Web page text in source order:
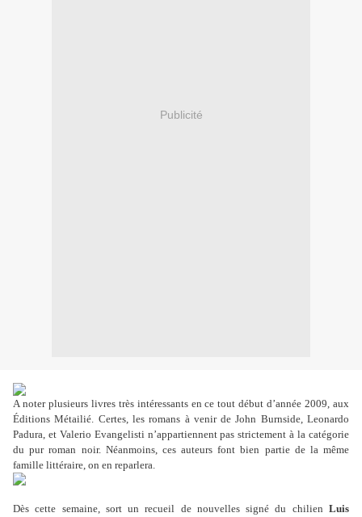
Publicité
A noter plusieurs livres très intéressants en ce tout début d’année 2009, aux
Éditions Métailié. Certes, les romans à venir de John Burnside, Leonardo
Padura, et Valerio Evangelisti n’appartiennent pas strictement à la catégorie
du pur roman noir. Néanmoins, ces auteurs font bien partie de la même
famille littéraire, on en reparlera.
Dès cette semaine, sort un recueil de nouvelles signé du chilien Luis